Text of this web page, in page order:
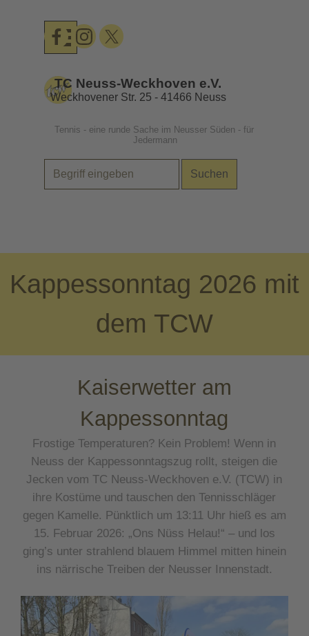
Menü überspringen
TC Neuss-Weckhoven e.V.
Weckhovener Str. 25 - 41466 Neuss
Tennis - eine runde Sache im Neusser Süden - für
Jedermann
Suchen
Kappessonntag 2026 mit
dem TCW
Kaiserwetter am
Kappessonntag
Frostige Temperaturen? Kein Problem! Wenn in
Neuss der Kappessonntagszug rollt, steigen die
Jecken vom TC Neuss-Weckhoven e.V. (TCW) in
ihre Kostüme und tauschen den Tennisschläger
gegen Kamelle. Pünktlich um 13:11 Uhr hieß es am
15. Februar 2026: „Ons Nüss Helau!“ – und los
ging’s unter strahlend blauem Himmel mitten hinein
ins närrische Treiben der Neusser Innenstadt.